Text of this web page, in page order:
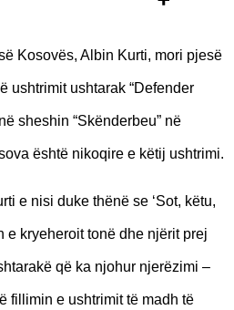
Kosovës, Albin Kurti, mori pjesë
ushtrimit ushtarak “Defender
sheshin “Skënderbeu” në
është nikoqire e këtij ushtrimi.
e nisi duke thënë se ‘Sot, këtu,
e kryeheroit tonë dhe njërit prej
që ka njohur njerëzimi –
fillimin e ushtrimit të madh të